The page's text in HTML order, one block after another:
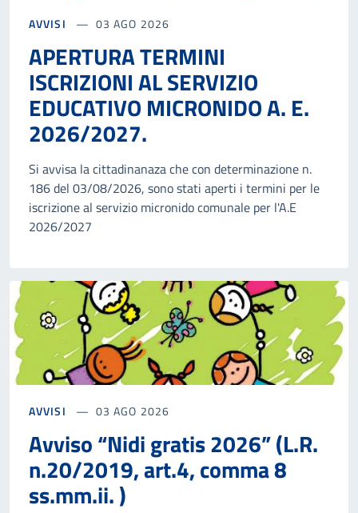
AVVISI 03 AGO 2026
APERTURA TERMINI
ISCRIZIONI AL SERVIZIO
EDUCATIVO MICRONIDO A. E.
2026/2027.
Si avvisa la cittadinanaza che con determinazione n.
186 del 03/08/2026, sono stati aperti i termini per le
iscrizione al servizio micronido comunale per l'A.E
2026/2027
AVVISI 03 AGO 2026
Avviso “Nidi gratis 2026” (L.R.
n.20/2019, art.4, comma 8
ss.mm.ii. )